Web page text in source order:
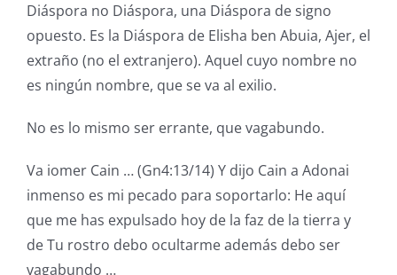
Diáspora no Diáspora, una Diáspora de signo
opuesto. Es la Diáspora de Elisha ben Abuia, Ajer, el
extraño (no el extranjero). Aquel cuyo nombre no
es ningún nombre, que se va al exilio.
No es lo mismo ser errante, que vagabundo.
Va iomer Cain … (Gn4:13/14) Y dijo Cain a Adonai
inmenso es mi pecado para soportarlo: He aquí
que me has expulsado hoy de la faz de la tierra y
de Tu rostro debo ocultarme además debo ser
vagabundo …